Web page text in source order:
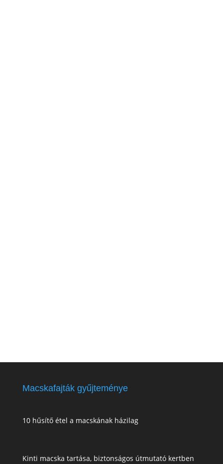
Macskafajták gyűjteménye
10 hűsítő étel a macskának házilag
Kinti macska tartása, biztonságos útmutató kertben